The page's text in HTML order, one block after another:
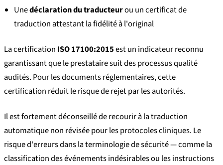
Unedéclaration du traducteurou un certificat de
traduction attestant la fidélité à l'original
La certification ISO 17100:2015est un indicateur reconnu
garantissant que le prestataire suit des processus qualité
audités. Pour les documents réglementaires, cette
certification réduit le risque de rejet par les autorités.
Il est fortement déconseillé de recourir à la traduction
automatique non révisée pour les protocoles cliniques. Le
risque d'erreurs dans la terminologie de sécurité — comme la
classification des événements indésirables ou les instructions